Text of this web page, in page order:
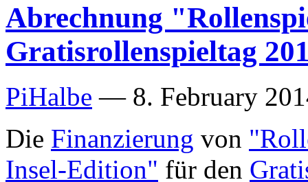
Abrechnung
Gratisrollenspieltag
PiHalbe — 8. February
Die Finanzierung von
Insel-Edition" für den